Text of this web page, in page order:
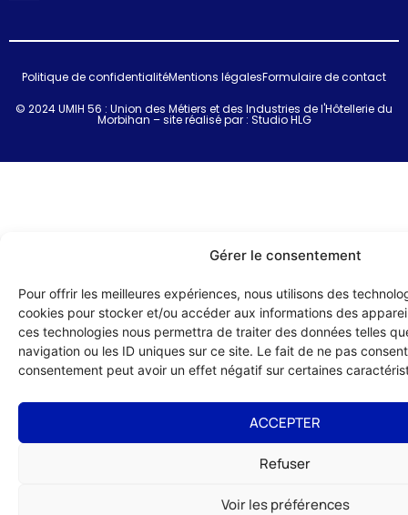
Gérer le consentement
Pour offrir les meilleures expériences, nous utilisons des
cookies pour stocker et/ou accéder aux informations des
ces technologies nous permettra de traiter des données telles
navigation ou les ID uniques sur ce site. Le fait de ne pas
consentement peut avoir un effet négatif sur certaines
ACCEPTER
Refuser
Voir les préférences
© 2024 UMIH 56 : Union des Métiers et des Industries de l'Hôtellerie du
Morbihan – site réalisé par : Studio HLG
Politique de confidentialitéMentions légalesFormulaire de contact